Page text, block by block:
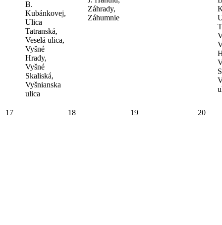
B.
Kubánkovej,
Ulica
Tatranská,
Veselá ulica,
Vyšné
Hrady,
Vyšné
Skaliská,
Vyšnianska
ulica
Záhrady,
Záhumnie
17 18 19 20